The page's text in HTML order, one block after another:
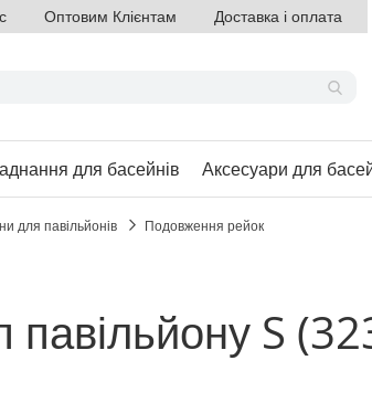
Оптовим Клієнтам Доставка і оплата
для басейнів Аксесуари для
для павільйонів Подовження рейок
S